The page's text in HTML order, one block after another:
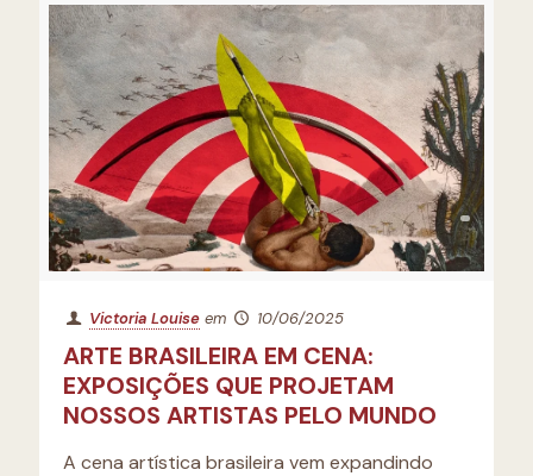
Victoria Louise em 10/06/2025
ARTE BRASILEIRA EM CENA:
EXPOSIÇÕES QUE PROJETAM
NOSSOS ARTISTAS PELO MUNDO
A cena artística brasileira vem expandindo